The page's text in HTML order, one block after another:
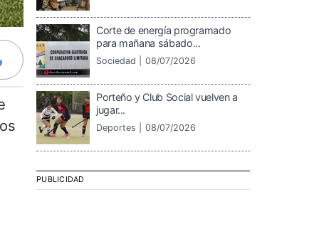
Corte de energía programado
para mañana sábado...
Sociedad | 08/07/2026
Porteño y Club Social vuelven a
jugar...
Deportes | 08/07/2026
PUBLICIDAD